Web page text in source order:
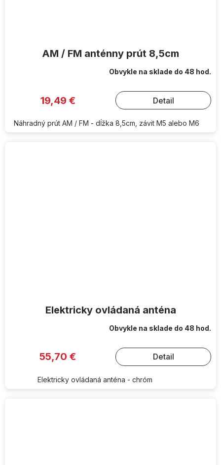
AM / FM anténny prút 8,5cm
Obvykle na sklade do 48 hod.
19,49 € Detail
Náhradný prút AM / FM - dĺžka 8,5cm, závit M5 alebo M6
Elektricky ovládaná anténa
Obvykle na sklade do 48 hod.
55,70 € Detail
Elektricky ovládaná anténa - chróm